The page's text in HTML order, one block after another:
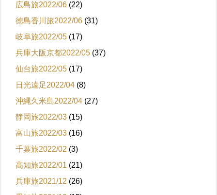
広島旅2022/06 (22)
徳島香川旅2022/06 (31)
岐阜旅2022/05 (17)
兵庫大阪京都2022/05 (37)
仙台旅2022/05 (17)
日光遠足2022/04 (8)
沖縄久米島2022/04 (27)
静岡旅2022/03 (15)
富山旅2022/03 (16)
千葉旅2022/02 (3)
高知旅2022/01 (21)
兵庫旅2021/12 (26)